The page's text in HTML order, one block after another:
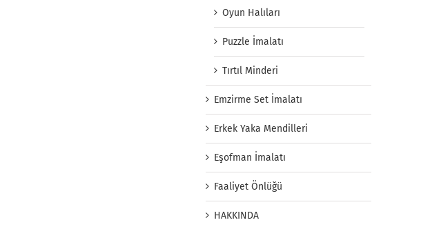
Oyun Halıları
Puzzle İmalatı
Tırtıl Minderi
Emzirme Set İmalatı
Erkek Yaka Mendilleri
Eşofman İmalatı
Faaliyet Önlüğü
HAKKINDA